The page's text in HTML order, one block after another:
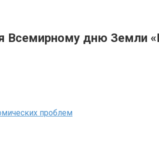
дню Земли
проблем